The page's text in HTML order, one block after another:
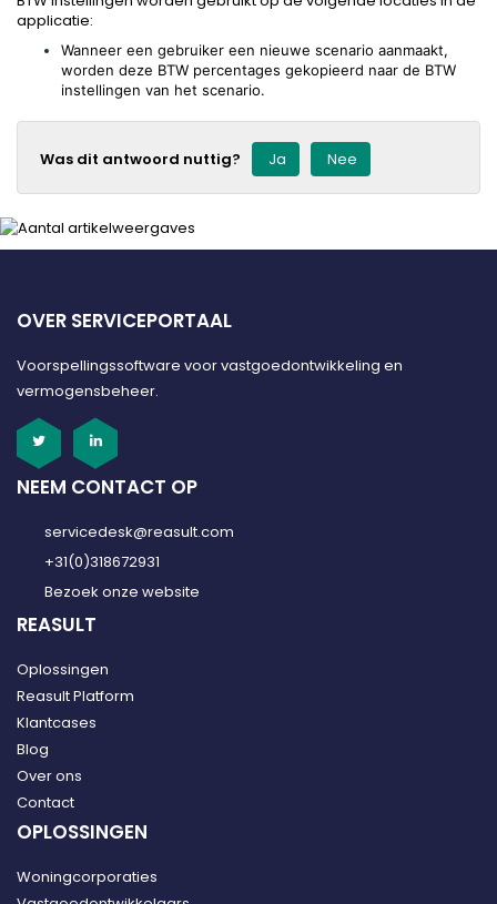
applicatie:
Wanneer een gebruiker een nieuwe scenario aanmaakt,
worden deze BTW percentages gekopieerd naar de BTW
instellingen van het scenario.
Was dit antwoord nuttig? Ja Nee
OVER SERVICEPORTAAL
Voorspellingssoftware voor vastgoedontwikkeling en
vermogensbeheer.
NEEM CONTACT OP
servicedesk@reasult.com
+31(0)318672931
Bezoek onze website
REASULT
Oplossingen
Reasult Platform
Klantcases
Blog
Over ons
Contact
OPLOSSINGEN
Woningcorporaties